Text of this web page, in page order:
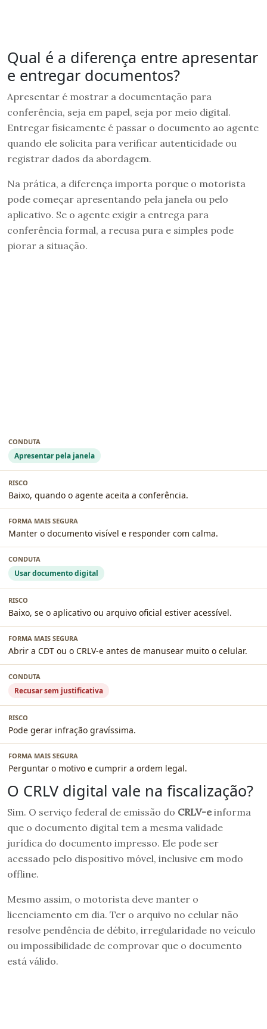
Qual é a diferença entre apresentar
e entregar documentos?
Apresentar é mostrar a documentação para
conferência, seja em papel, seja por meio digital.
Entregar fisicamente é passar o documento ao agente
quando ele solicita para verificar autenticidade ou
registrar dados da abordagem.
Na prática, a diferença importa porque o motorista
pode começar apresentando pela janela ou pelo
aplicativo. Se o agente exigir a entrega para
conferência formal, a recusa pura e simples pode
piorar a situação.
Apresentar pela janela
Baixo, quando o agente aceita a conferência.
Manter o documento visível e responder com calma.
Usar documento digital
Baixo, se o aplicativo ou arquivo oficial estiver acessível.
Abrir a CDT ou o CRLV-e antes de manusear muito o celular.
Recusar sem justificativa
Pode gerar infração gravíssima.
Perguntar o motivo e cumprir a ordem legal.
O CRLV digital vale na fiscalização?
Sim. O serviço federal de emissão do CRLV-einforma
que o documento digital tem a mesma validade
jurídica do documento impresso. Ele pode ser
acessado pelo dispositivo móvel, inclusive em modo
offline.
Mesmo assim, o motorista deve manter o
licenciamento em dia. Ter o arquivo no celular não
resolve pendência de débito, irregularidade no veículo
ou impossibilidade de comprovar que o documento
está válido.